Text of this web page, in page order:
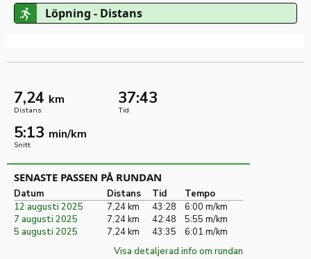
Löpning - Distans
7,24 km
Distans
37:43
Tid
5:13 min/km
Snitt
SENASTE PASSEN PÅ RUNDAN
Datum Distans Tid
Tempo
12 augusti 2025
7,24 km 43:28
6:00 m/km
7 augusti 2025
7,24 km 42:48
5:55 m/km
5 augusti 2025
7,24 km 43:35
6:01 m/km
Visa detaljerad info om rundan